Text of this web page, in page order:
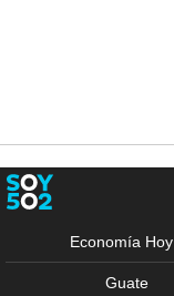
Economía Hoy
Guate